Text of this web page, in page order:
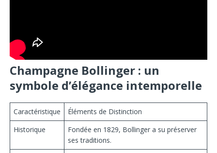
Champagne Bollinger : un
symbole d’élégance intemporelle
Caractéristique
Éléments de Distinction
Historique
Fondée en 1829, Bollinger a su préserver
ses traditions.